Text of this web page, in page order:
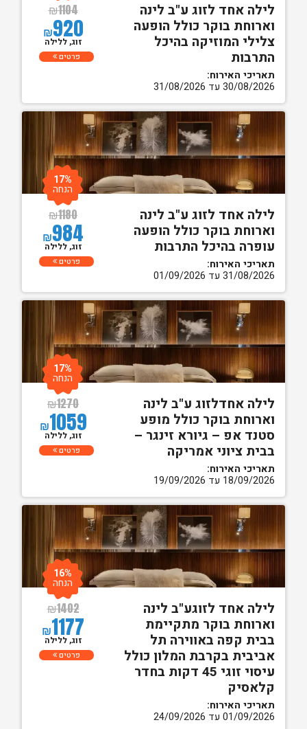
לילה אחד לזוג ע"ב לינה
וארוחת בוקר כולל הופעה
צלילי המוזיקה בהיכל
התרבות
תאריכי האירוח:
30/08/2026 עד 31/08/2026
₪1104
₪920
זוג, ללילה
פרטים
לילה אחד לזוג ע"ב לינה
וארוחת בוקר כולל הופעה
עופרה בהיכל התרבות
תאריכי האירוח:
31/08/2026 עד 01/09/2026
₪1180
₪984
17%
הנחה
זוג, ללילה
פרטים
לילה אחדלזוג ע"ב לינה
וארוחת בוקר כולל מופע
סטנד אפ – גיורא זינגר –
בבית ציוני אמריקה
תאריכי האירוח:
18/09/2026 עד 19/09/2026
₪1270
₪1059
17%
הנחה
זוג, ללילה
פרטים
לילה אחד לזוגע"ב לינה
וארוחת בוקר מתקיימת
בבית קפה באווירה תל
אביבית בקרבת המלון כולל
עיסוי זוגי 45 דקות בחדר
קלאסיק
תאריכי האירוח:
01/09/2026 עד 24/09/2026
₪1402
₪1177
16%
הנחה
זוג, ללילה
פרטים